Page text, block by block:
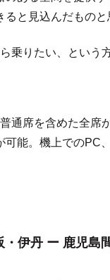
ると見込んだものと
乗りたい、という
通席を含めた全席
可能。機上でのPC
・伊丹 ー 鹿児島